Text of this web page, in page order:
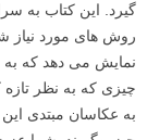
گیرد. این کتاب به
روش های مورد نیاز
نمایش می دهد که به
چیزی که به نظر تازه
به عکاسان مبتدی